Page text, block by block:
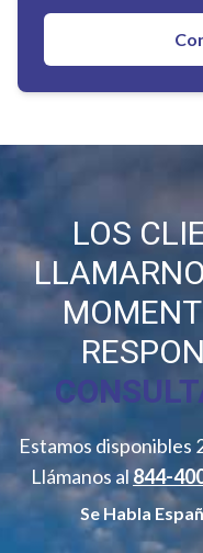
LOS
Estamos disponibles
Llámanos al844-
Se Habla